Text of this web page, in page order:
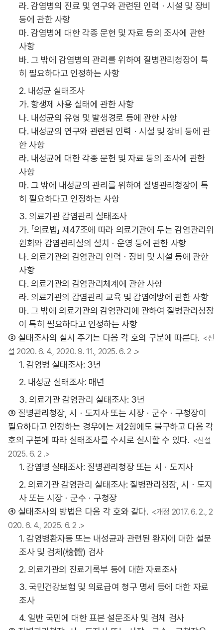
라. 감염병의 진료 및 연구와 관련된 인력ㆍ시설 및 장비
등에 관한 사항
마. 감염병에 대한 각종 문헌 및 자료 등의 조사에 관한
사항
바. 그 밖에 감염병의 관리를 위하여 질병관리청장이 특
히 필요하다고 인정하는 사항
2. 내성균 실태조사
가. 항생제 사용 실태에 관한 사항
나. 내성균의 유형 및 발생경로 등에 관한 사항
다. 내성균의 연구와 관련된 인력ㆍ시설 및 장비 등에 관
한 사항
라. 내성균에 대한 각종 문헌 및 자료 등의 조사에 관한
사항
마. 그 밖에 내성균의 관리를 위하여 질병관리청장이 특
히 필요하다고 인정하는 사항
3. 의료기관 감염관리 실태조사
가. 「의료법」 제47조에 따라 의료기관에 두는 감염관리위
원회와 감염관리실의 설치ㆍ운영 등에 관한 사항
나. 의료기관의 감염관리 인력ㆍ장비 및 시설 등에 관한
사항
다. 의료기관의 감염관리체계에 관한 사항
라. 의료기관의 감염관리 교육 및 감염예방에 관한 사항
마. 그 밖에 의료기관의 감염관리에 관하여 질병관리청장
이 특히 필요하다고 인정하는 사항
② 실태조사의 실시 주기는 다음 각 호의 구분에 따른다. <신
설 2020. 6. 4., 2020. 9. 11., 2025. 6. 2 .>
1. 감염병 실태조사: 3년
2. 내성균 실태조사: 매년
3. 의료기관 감염관리 실태조사: 3년
③ 질병관리청장, 시ㆍ도지사 또는 시장ㆍ군수ㆍ구청장이
필요하다고 인정하는 경우에는 제2항에도 불구하고 다음 각
호의 구분에 따라 실태조사를 수시로 실시할 수 있다. <신설
2025. 6. 2 .>
1. 감염병 실태조사: 질병관리청장 또는 시ㆍ도지사
2. 의료기관 감염관리 실태조사: 질병관리청장, 시ㆍ도지
사 또는 시장ㆍ군수ㆍ구청장
④ 실태조사의 방법은 다음 각 호와 같다. <개정 2017. 6. 2., 2
020. 6. 4., 2025. 6. 2 .>
1. 감염병환자등 또는 내성균과 관련된 환자에 대한 설문
조사 및 검체(檢體) 검사
2. 의료기관의 진료기록부 등에 대한 자료조사
3. 국민건강보험 및 의료급여 청구 명세 등에 대한 자료
조사
4. 일반 국민에 대한 표본 설문조사 및 검체 검사